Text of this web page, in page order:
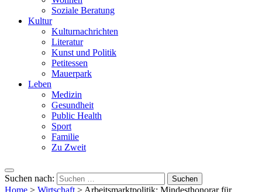
Soziale Beratung
Kultur
Kulturnachrichten
Literatur
Kunst und Politik
Petitessen
Mauerpark
Leben
Medizin
Gesundheit
Public Health
Sport
Familie
Zu Zweit
Suchen nach: